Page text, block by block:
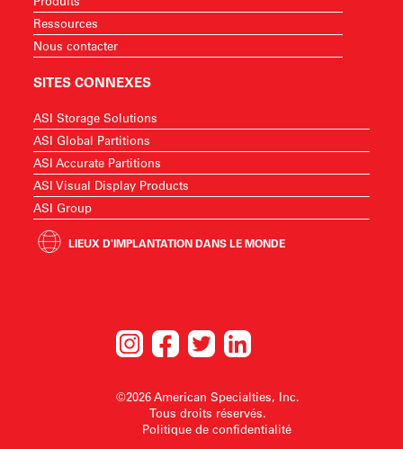
Ressources
Nous contacter
SITES CONNEXES
ASI Storage Solutions
ASI Global Partitions
ASI Accurate Partitions
ASI Visual Display Products
ASI Group
LIEUX D'IMPLANTATION DANS LE MONDE
©2026 American Specialties, Inc.
Tous droits réservés.
Politique de confidentialité